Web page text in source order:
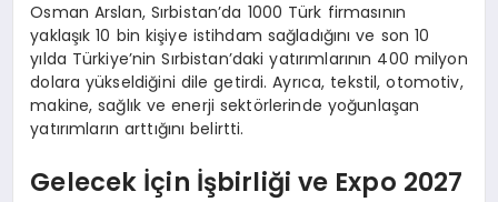
Osman Arslan, Sırbistan’da 1000 Türk firmasının
yaklaşık 10 bin kişiye istihdam sağladığını ve son 10
yılda Türkiye’nin Sırbistan’daki yatırımlarının 400 milyon
dolara yükseldiğini dile getirdi. Ayrıca, tekstil, otomotiv,
makine, sağlık ve enerji sektörlerinde yoğunlaşan
yatırımların arttığını belirtti.
Gelecek İçin İşbirliği ve Expo 2027